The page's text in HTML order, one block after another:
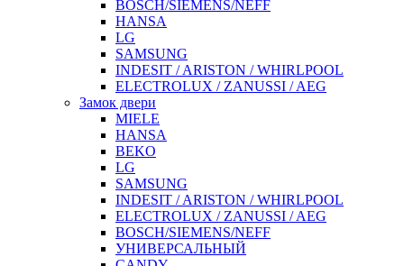
BOSCH/SIEMENS/NEFF
HANSA
LG
SAMSUNG
INDESIT / ARISTON / WHIRLPOOL
ELECTROLUX / ZANUSSI / AEG
Замок двери
MIELE
HANSA
BEKO
LG
SAMSUNG
INDESIT / ARISTON / WHIRLPOOL
ELECTROLUX / ZANUSSI / AEG
BOSCH/SIEMENS/NEFF
УНИВЕРСАЛЬНЫЙ